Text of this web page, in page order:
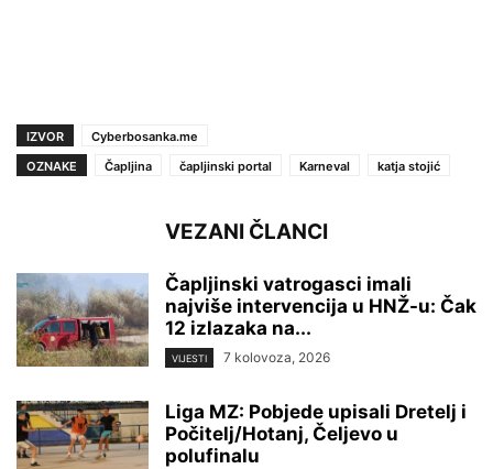
IZVOR
Cyberbosanka.me
OZNAKE
Čapljina čapljinski portal Karneval katja stojić
VEZANI ČLANCI
Čapljinski vatrogasci imali
najviše intervencija u HNŽ-u: Čak
12 izlazaka na...
VIJESTI 7 kolovoza, 2026
Liga MZ: Pobjede upisali Dretelj i
Počitelj/Hotanj, Čeljevo u
polufinalu